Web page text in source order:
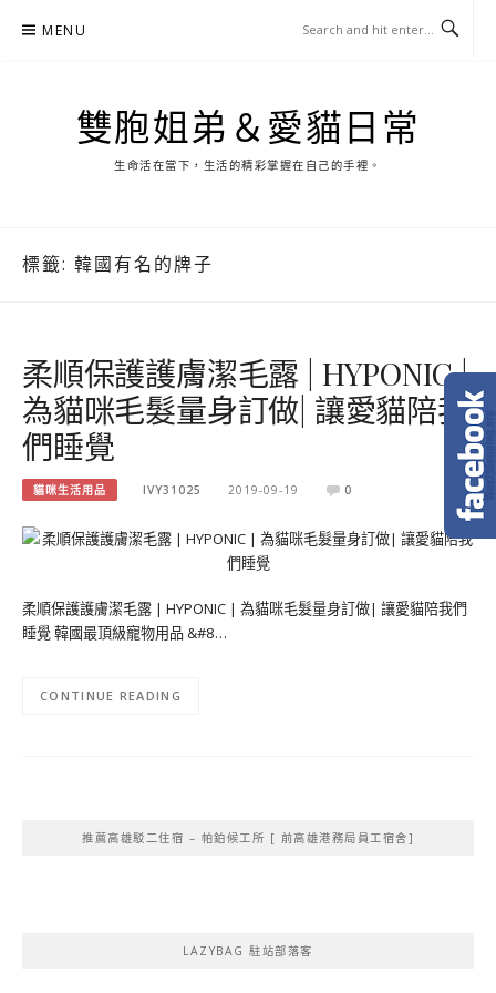
MENU
雙胞姐弟＆愛貓日常
生命活在當下，生活的精彩掌握在自己的手裡。
標籤: 韓國有名的牌子
柔順保護護膚潔毛露 | HYPONIC |
為貓咪毛髮量身訂做| 讓愛貓陪我
們睡覺
貓咪生活用品 IVY31025 2019-09-19 0
柔順保護護膚潔毛露 | HYPONIC | 為貓咪毛髮量身訂做| 讓愛貓陪我們
睡覺 韓國最頂級寵物用品 &#8…
CONTINUE READING
推薦高雄駁二住宿 – 帕鉑候工所 [ 前高雄港務局員工宿舍]
LAZYBAG 駐站部落客